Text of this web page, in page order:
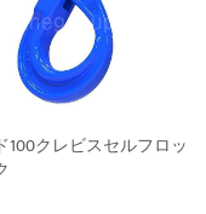
100クレビスセルフロッ